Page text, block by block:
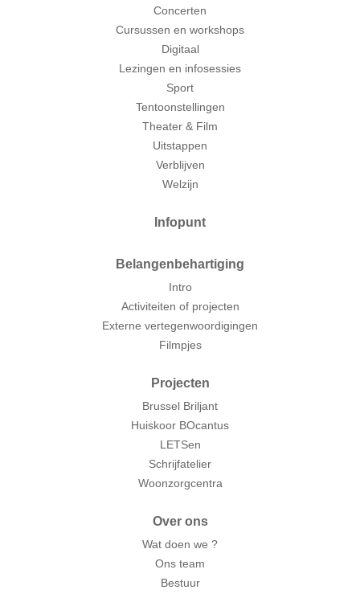
Concerten
Cursussen en workshops
Digitaal
Lezingen en infosessies
Sport
Tentoonstellingen
Theater & Film
Uitstappen
Verblijven
Welzijn
Infopunt
Belangenbehartiging
Intro
Activiteiten of projecten
Externe vertegenwoordigingen
Filmpjes
Projecten
Brussel Briljant
Huiskoor BOcantus
LETSen
Schrijfatelier
Woonzorgcentra
Over ons
Wat doen we ?
Ons team
Bestuur